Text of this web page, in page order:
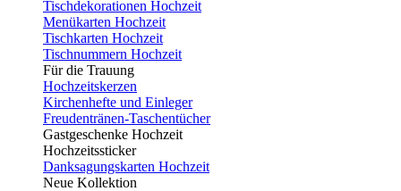
Tischdekorationen Hochzeit
Menükarten Hochzeit
Tischkarten Hochzeit
Tischnummern Hochzeit
Für die Trauung
Hochzeitskerzen
Kirchenhefte und Einleger
Freudentränen-Taschentücher
Gastgeschenke Hochzeit
Hochzeitssticker
Danksagungskarten Hochzeit
Neue Kollektion